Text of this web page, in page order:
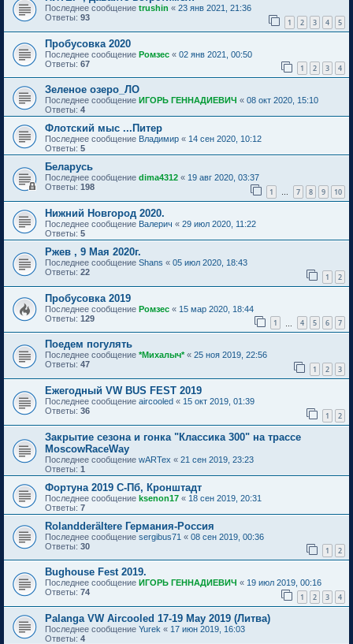
Последнее сообщение trushin « 23 янв 2021, 21:36
Ответы: 93 1 2 3 4 5
Пробусовка 2020
Последнее сообщение Ромзес « 02 янв 2021, 00:50
Ответы: 67 1 2 3 4
Зеленое озеро_ЛО
Последнее сообщение ИГОРЬ ГЕННАДИЕВИЧ « 08 окт 2020, 15:10
Ответы: 4
Флотский мыс ...Питер
Последнее сообщение Владимир « 14 сен 2020, 10:12
Ответы: 5
Беларусь
Последнее сообщение dima4312 « 19 авг 2020, 03:37
Ответы: 198 1 … 7 8 9 10
Нижний Новгород 2020.
Последнее сообщение Валерич « 29 июл 2020, 11:22
Ответы: 5
Ржев , 9 Мая 2020г.
Последнее сообщение Shans « 05 июл 2020, 18:43
Ответы: 22 1 2
Пробусовка 2019
Последнее сообщение Ромзес « 15 мар 2020, 18:44
Ответы: 129 1 4 5 6 7
Поедем погулять
Последнее сообщение *Михалыч*« 25 ноя 2019, 22:56
Ответы: 47 1 2 3
Ежегодный VW BUS FEST 2019
Последнее сообщение aircooled « 15 окт 2019, 01:39
Ответы: 36 1 2
Закрытие сезона и гонка "Классика 300" на трассе
MoscowRaceWay
Последнее сообщение wARTex « 21 сен 2019, 23:23
Ответы: 1
Фортуна 2019 С-Пб, Кронштадт
Последнее сообщение ksenon17 « 18 сен 2019, 20:31
Ответы: 7
Rolandderältere Германия-Россия
Последнее сообщение sergibus71 « 08 сен 2019, 00:36
Ответы: 30 1 2
Bughouse Fest 2019.
Последнее сообщение ИГОРЬ ГЕННАДИЕВИЧ « 19 июл 2019, 00:16
Ответы: 74 1 2 3 4
Palanga VW Aircooled 17-19 May 2019 (Литва)
Последнее сообщение Yurek « 17 июн 2019, 16:03
Ответы: 4